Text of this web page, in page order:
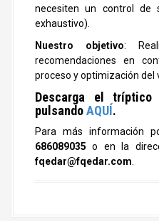
necesiten un control de
exhaustivo).
Nuestro objetivo:
recomendaciones en
proceso y optimización del
Descarga el tríptico
pulsandoAQUÍ.
Para más información
686089035 o en la
fqedar@fqedar.com